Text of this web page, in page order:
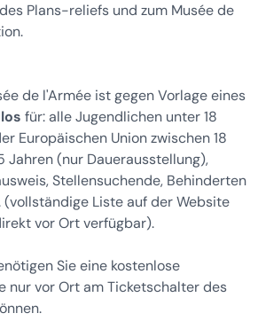
Plans-reliefs und zum Musée de
de l'Armée ist gegen Vorlage eines
für: alle Jugendlichen unter 18
Europäischen Union zwischen 18
Jahren (nur Dauerausstellung),
Stellensuchende, Behinderten
(vollständige Liste auf der Website
vor Ort verfügbar).
Sie eine kostenlose
nur vor Ort am Ticketschalter des